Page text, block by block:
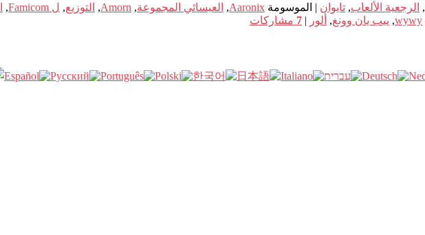
, الرجعية الألعاب, تايوان | الموسومة Aaronix
, العيسائي المجموعة,
Amorn
, التوزيع, ل Famicom ,
wywy
, ييب يان وونغ, ألور |
7 مشاركات